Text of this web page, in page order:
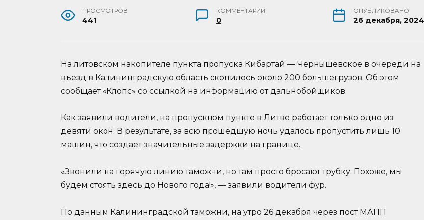
ПРОСМОТРОВ
441
КОММЕНТАРИИ
0
ОПУБЛИКОВАНО
26 декабря, 2024
На литовском накопителе пункта пропуска Кибартай — Чернышевское в очереди на
въезд в Калининградскую область скопилось около 200 большегрузов. Об этом
сообщает «Клопс» со ссылкой на информацию от дальнобойщиков.
Как заявили водители, на пропускном пункте в Литве работает только одно из
девяти окон. В результате, за всю прошедшую ночь удалось пропустить лишь 10
машин, что создает значительные задержки на границе.
«Звонили на горячую линию таможни, но там просто бросают трубку. Похоже, мы
будем стоять здесь до Нового года!», — заявили водители фур.
По данным Калининградской таможни, на утро 26 декабря через пост МАПП